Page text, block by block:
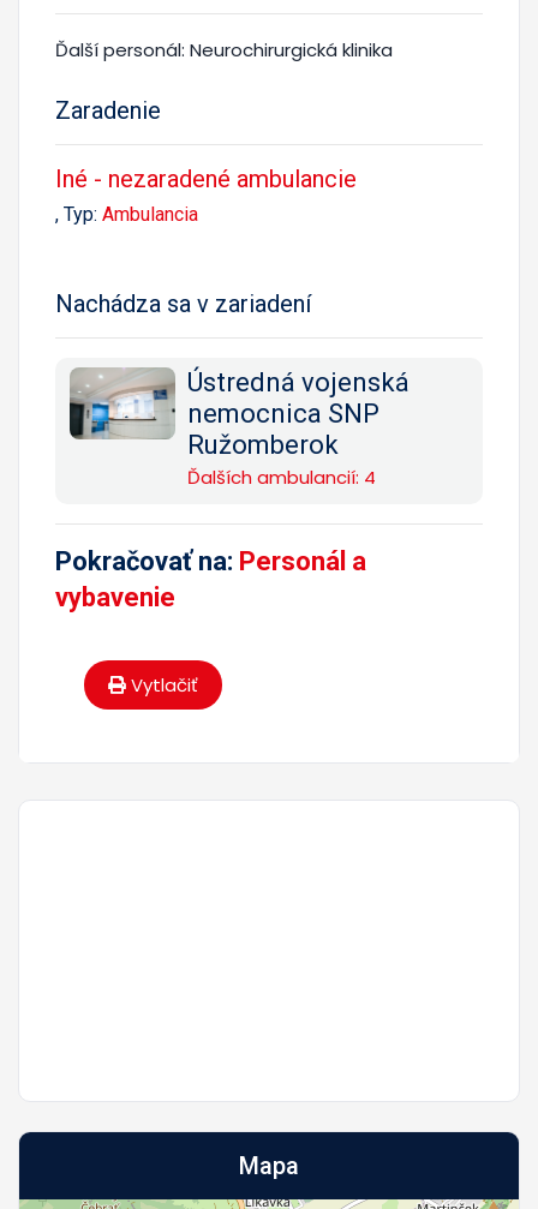
Ďalší personál: Neurochirurgická klinika
Zaradenie
Iné - nezaradené ambulancie
, Typ: Ambulancia
Nachádza sa v zariadení
Ústredná vojenská
nemocnica SNP
Ružomberok
Ďalších ambulancií: 4
Pokračovať na: Personál a
vybavenie
Vytlačiť
Mapa